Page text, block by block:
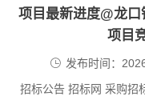
项目最新进度@龙
项目
发布时间：
招标公告 招标网 采购招